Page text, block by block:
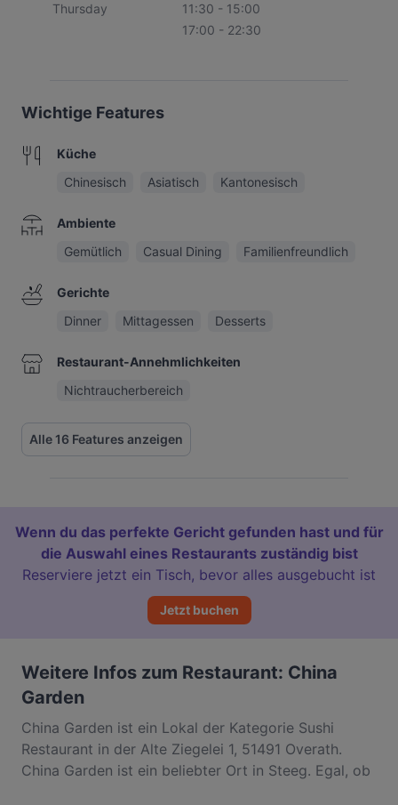
Thursday
11:30 - 15:00
17:00 - 22:30
Wichtige Features
Küche
Chinesisch
Asiatisch Kantonesisch
Ambiente
Gemütlich
Casual Dining Familienfreundlich
Gerichte
Dinner
Mittagessen Desserts
Restaurant-Annehmlichkeiten
Nichtraucherbereich
Alle 16 Features anzeigen
Wenn du das perfekte Gericht gefunden hast und für
die Auswahl eines Restaurants zuständig bist
Reserviere jetzt ein Tisch, bevor alles ausgebucht ist
Jetzt buchen
Weitere Infos zum Restaurant: China
Garden
China Garden ist ein Lokal der Kategorie Sushi
Restaurant in der Alte Ziegelei 1, 51491 Overath.
China Garden ist ein beliebter Ort in Steeg. Egal, ob